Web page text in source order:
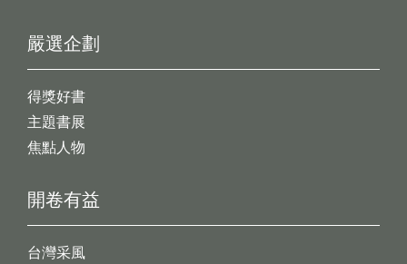
開卷有益
台灣采風
嚴選企劃
得獎好書
主題書展
焦點人物